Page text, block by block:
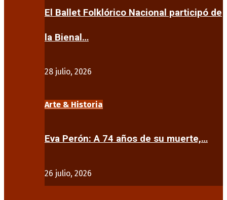
El Ballet Folklórico Nacional participó de
la Bienal…
28 julio, 2026
Arte & Historia
Eva Perón: A 74 años de su muerte,…
26 julio, 2026